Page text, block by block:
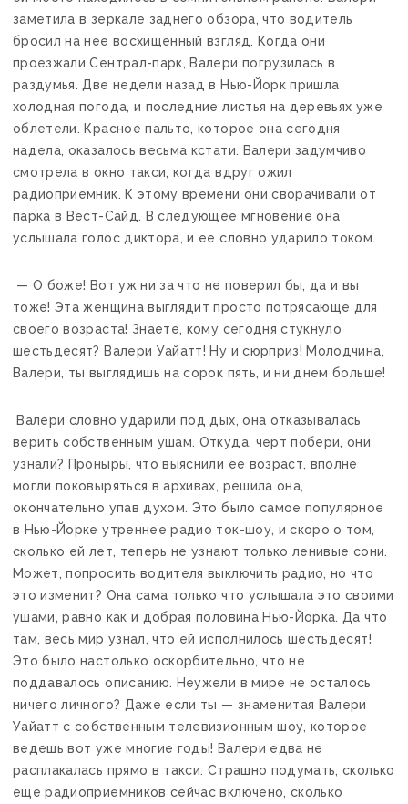
заметила в зеркале заднего обзора, что водитель
бросил на нее восхищенный взгляд. Когда они
проезжали Сентрал-парк, Валери погрузилась в
раздумья. Две недели назад в Нью-Йорк пришла
холодная погода, и последние листья на деревьях уже
облетели. Красное пальто, которое она сегодня
надела, оказалось весьма кстати. Валери задумчиво
смотрела в окно такси, когда вдруг ожил
радиоприемник. К этому времени они сворачивали от
парка в Вест-Сайд. В следующее мгновение она
услышала голос диктора, и ее словно ударило током.
— О боже! Вот уж ни за что не поверил бы, да и вы
тоже! Эта женщина выглядит просто потрясающе для
своего возраста! Знаете, кому сегодня стукнуло
шестьдесят? Валери Уайатт! Ну и сюрприз! Молодчина,
Валери, ты выглядишь на сорок пять, и ни днем больше!
Валери словно ударили под дых, она отказывалась
верить собственным ушам. Откуда, черт побери, они
узнали? Проныры, что выяснили ее возраст, вполне
могли поковыряться в архивах, решила она,
окончательно упав духом. Это было самое популярное
в Нью-Йорке утреннее радио ток-шоу, и скоро о том,
сколько ей лет, теперь не узнают только ленивые сони.
Может, попросить водителя выключить радио, но что
это изменит? Она сама только что услышала это своими
ушами, равно как и добрая половина Нью-Йорка. Да что
там, весь мир узнал, что ей исполнилось шестьдесят!
Это было настолько оскорбительно, что не
поддавалось описанию. Неужели в мире не осталось
ничего личного? Даже если ты — знаменитая Валери
Уайатт с собственным телевизионным шоу, которое
ведешь вот уже многие годы! Валери едва не
расплакалась прямо в такси. Страшно подумать, сколько
еще радиоприемников сейчас включено, сколько